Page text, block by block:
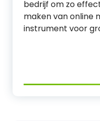
bedrijf om zo
maken van online
instrument voor